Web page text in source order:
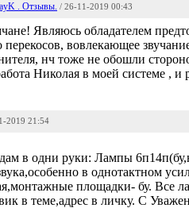
. Отзывы. / 26-11-2019 00:43
Являюсь обладателем
вовлекающее
нч тоже не обошли
Николая в моей системе ,
2019 21:54
в одни руки: Лампы
в однотактном
площадки- бу. Все
в теме,адрес в личку. С